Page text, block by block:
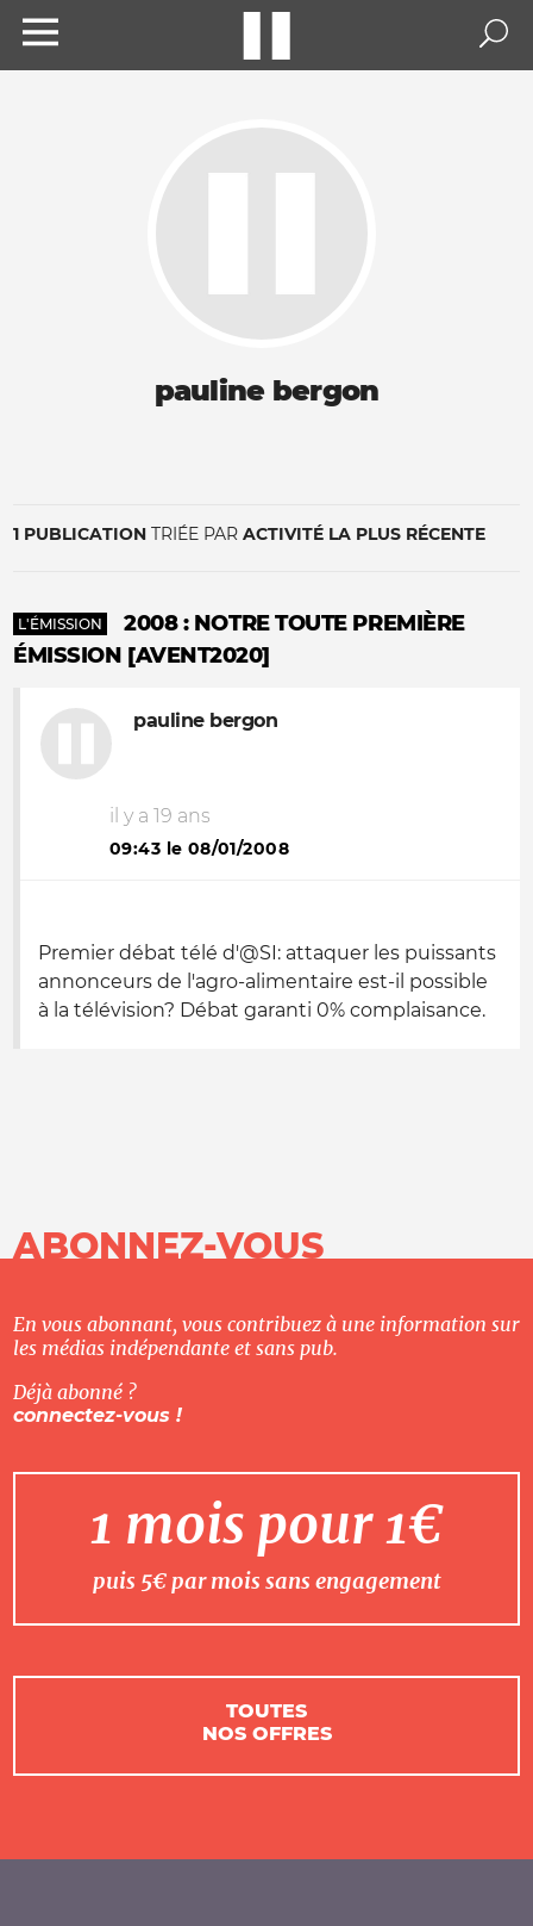
pauline bergon
1 PUBLICATION TRIÉE PAR ACTIVITÉ LA PLUS RÉCENTE
L'ÉMISSION
2008 : NOTRE TOUTE PREMIÈRE
ÉMISSION [AVENT2020]
pauline bergon
il y a 19 ans
09:43 le 08/01/2008
Premier débat télé d'@SI: attaquer les puissants
annonceurs de l'agro-alimentaire est-il possible
à la télévision? Débat garanti 0% complaisance.
ABONNEZ-VOUS
En vous abonnant, vous contribuez à une information sur
les médias indépendante et sans pub.
Déjà abonné ?
connectez-vous !
1 mois pour 1€
puis 5€ par mois sans engagement
TOUTES
NOS OFFRES